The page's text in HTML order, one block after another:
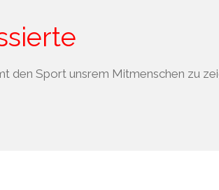
den Sport unsrem Mitmenschen zu